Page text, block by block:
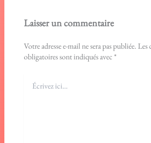
Laisser un commentaire
Votre adresse e-mail ne sera pas publiée.Les
obligatoires sont indiqués avec *
ici…